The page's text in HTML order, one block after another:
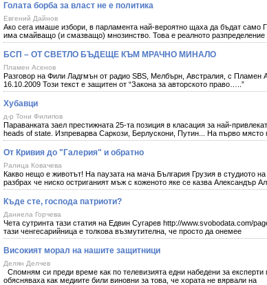
Голата борба за власт не е политика
Евгений Дайнов
Ако сега имаше избори, в парламента най-вероятно щаха да бъдат
има смайващо (и смазващо) мнозинство. Това е реалното разпределение
БСП – ОТ СВЕТЛО БЪДЕЩЕ КЪМ МРАЧНО МИНАЛО
Пламен Асенов
Разговор на Фили Ладгмън от радио SBS, Мелбърн, Австралия, с Пламен
16.10.2009 Този текст е защитен от “Закона за авторското право…..”
Хубавци
д-р Тони Филипов
Параванката заел престижната 25-та позиция в класация за най-
heads of state. Изпреварва Саркози, Берлускони, Путин... На първо място
От Кривия до "Галерия" и обратно
Ралица Ковачева
Какво нещо е животът! На паузата на мача България Грузия в студиото
разбрах че ниско остриганият мъж с коженото яке се казва Александър
Къде сте, господа патриоти?
Даниела Горчева
Чета сутринта тази статия на Едвин Сугарев http://www.svobodata.com/
тази ченгесарийница е толкова възмутителна, че просто да онемее
Високият морал на нашите защитници
Делян Делчев
Спомням си преди време как по телевизията едни набедени за
обясняваха как медиите били виновни за това, че хората не вярвали на